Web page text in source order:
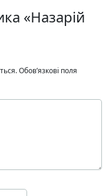
«Назарій
Обов’язкові поля